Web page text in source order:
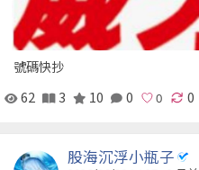
號碼快抄
62
3 10 0 0
股海沉浮小瓶子